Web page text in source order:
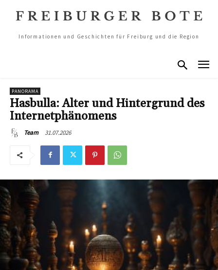
Informationen und Geschichten für Freiburg und die Region
PANORAMA
Hasbulla: Alter und Hintergrund des
Internetphänomens
Team 31.07.2026